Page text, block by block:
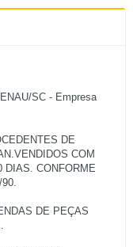
SC - Empresa
DE
COM
DIAS. CONFORME
DE PEÇAS